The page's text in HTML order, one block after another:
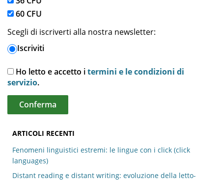
60 CFU
Scegli di iscriverti alla nostra newsletter:
Iscriviti
Ho letto e accetto itermini e le condizioni di
servizio.
ARTICOLI RECENTI
Fenomeni linguistici estremi: le lingue con i click (click
languages)
Distant reading e distant writing: evoluzione della letto-